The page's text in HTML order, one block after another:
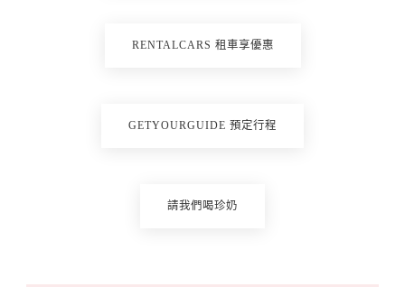
RENTALCARS 租車享優惠
GETYOURGUIDE 預定行程
請我們喝珍奶